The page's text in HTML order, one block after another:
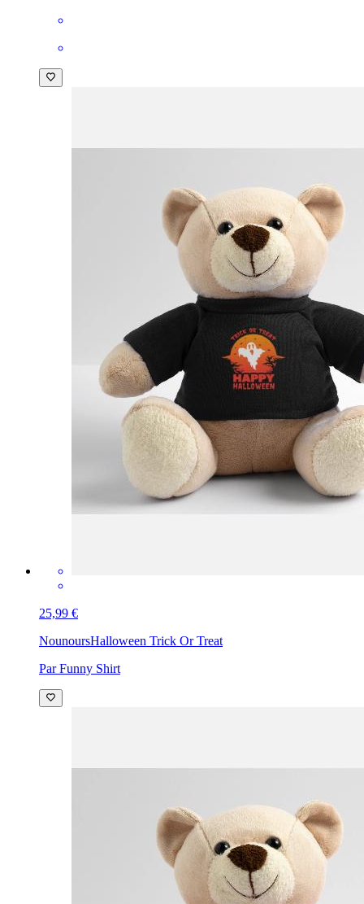
25,99 €
NounoursHalloween Trick Or Treat
Par Funny Shirt